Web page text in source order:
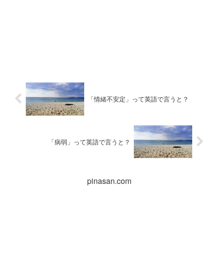
「情緒不安定」って英語で言うと？
「病弱」って英語で言うと？
pinasan.com